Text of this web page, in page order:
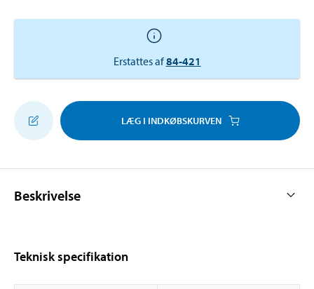
Erstattes af84-421
LÆG I INDKØBSKURVEN
Beskrivelse
Teknisk specifikation